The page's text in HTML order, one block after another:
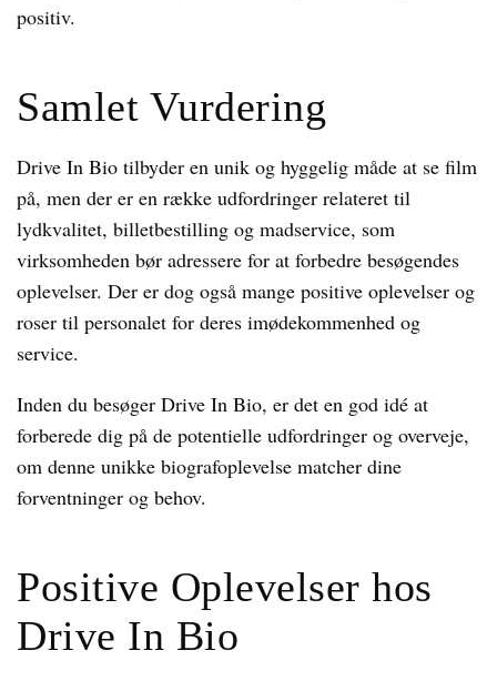
positiv.
Samlet Vurdering
Drive In Bio tilbyder en unik og hyggelig måde at se film
på, men der er en række udfordringer relateret til
lydkvalitet, billetbestilling og madservice, som
virksomheden bør adressere for at forbedre besøgendes
oplevelser. Der er dog også mange positive oplevelser og
roser til personalet for deres imødekommenhed og
service.
Inden du besøger Drive In Bio, er det en god idé at
forberede dig på de potentielle udfordringer og overveje,
om denne unikke biografoplevelse matcher dine
forventninger og behov.
Positive Oplevelser hos
Drive In Bio